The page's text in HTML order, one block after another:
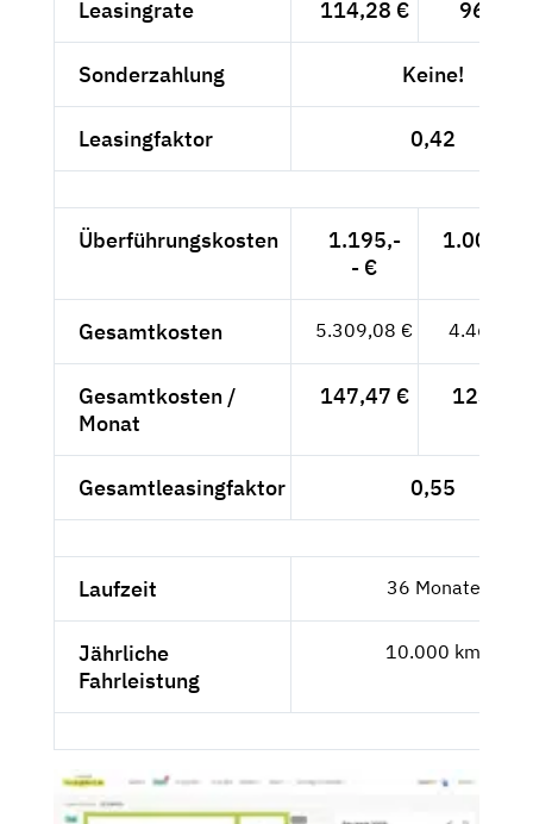
Leasingrate 114,28 € 96,03
Sonderzahlung Keine!
Leasingfaktor 0,42
Überführungskosten
1.195,-
- €
Gesamtkosten 5.309,08 € 4.461,41
Gesamtkosten /
Monat
147,47 € 123,93
Gesamtleasingfaktor 0,55
Laufzeit 36 Monate
Jährliche
Fahrleistung
10.000 km